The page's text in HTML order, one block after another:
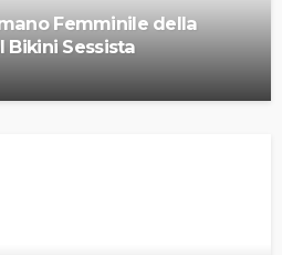
Femminile della
Bikini Sessista